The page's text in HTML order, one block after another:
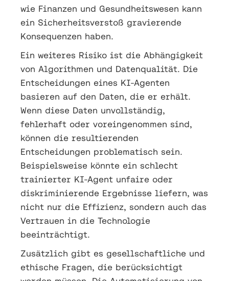
wie Finanzen und Gesundheitswesen kann
ein Sicherheitsverstoß gravierende
Konsequenzen haben.
Ein weiteres Risiko ist die Abhängigkeit
von Algorithmen und Datenqualität. Die
Entscheidungen eines KI-Agenten
basieren auf den Daten, die er erhält.
Wenn diese Daten unvollständig,
fehlerhaft oder voreingenommen sind,
können die resultierenden
Entscheidungen problematisch sein.
Beispielsweise könnte ein schlecht
trainierter KI-Agent unfaire oder
diskriminierende Ergebnisse liefern, was
nicht nur die Effizienz, sondern auch das
Vertrauen in die Technologie
beeinträchtigt.
Zusätzlich gibt es gesellschaftliche und
ethische Fragen, die berücksichtigt